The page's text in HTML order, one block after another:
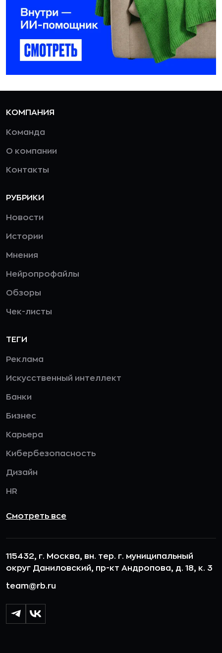
КОМПАНИЯ
Команда
О компании
Контакты
РУБРИКИ
Новости
Истории
Мнения
Нейропрофайлы
Обзоры
Чек-листы
ТЕГИ
Реклама
Искусственный интеллект
Банки
Бизнес
Карьера
Кибербезопасность
Дизайн
HR
Смотреть все
115432, г. Москва, вн. тер. г. муниципальный
округ Даниловский, пр-кт Андропова, д. 18, к. 3
team@rb.ru